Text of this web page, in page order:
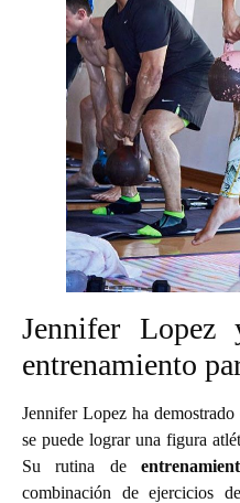
Jennifer Lopez
entrenamiento
Jennifer Lopez ha
se puede lograr una figura
Su rutina de
combinación de ejercicios